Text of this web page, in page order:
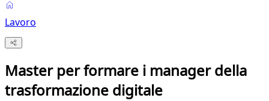
Lavoro
Master per formare i manager della
trasformazione digitale